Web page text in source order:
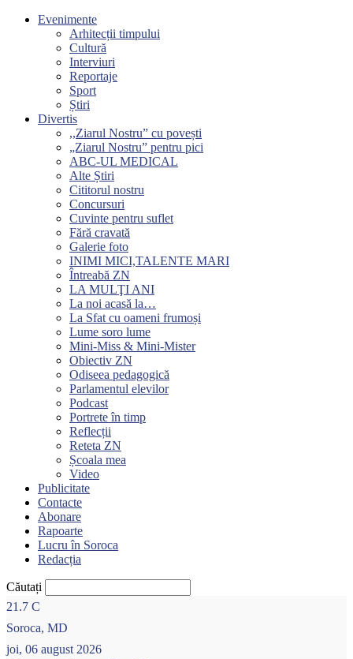
Evenimente
Arhitecții timpului
Cultură
Interviuri
Reportaje
Sport
Știri
Divertis
,,Ziarul Nostru” cu povești
„Ziarul Nostru” pentru pici
ABC-UL MEDICAL
Alte Știri
Cititorul nostru
Concursuri
Cuvinte pentru suflet
Fără cravată
Galerie foto
INIMI MICI,TALENTE MARI
Întreabă ZN
LA MULŢI ANI
La noi acasă la…
La Sfat cu oameni frumoși
Lume soro lume
Mini-Miss & Mini-Mister
Obiectiv ZN
Odiseea pedagogică
Parlamentul elevilor
Podcast
Portrete în timp
Reflecții
Reteta ZN
Școala mea
Video
Publicitate
Contacte
Abonare
Rapoarte
Lucru în Soroca
Redacția
Căutați
21.7 C
Soroca, MD
joi, 06 august 2026